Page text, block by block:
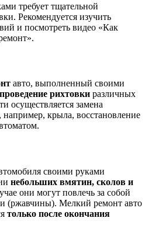
требует тщательной
Рекомендуется изучить
и посмотреть видео «Как
авто, выполненный своими
проведение рихтовки различных
осуществляется замена
крыла, восстановление
своими руками
небольших вмятин, сколов и
они могут повлечь за собой
(ржавчины). Мелкий ремонт авто
только после окончания